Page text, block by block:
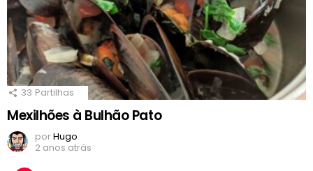
33 Partilhas
Mexilhões à Bulhão Pato
porHugo
2 anos atrás